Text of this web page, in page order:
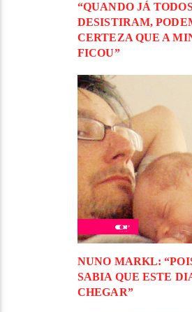
“QUANDO JÁ
DESISTIRAM,
CERTEZA QUE A
FICOU”
NUNO MARKL:
SABIA QUE ESTE
CHEGAR”